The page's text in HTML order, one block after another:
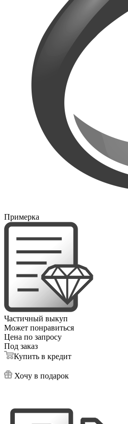
Примерка
Частичный выкуп
Может понравиться
Цена по запросу
Под заказ
Купить в кредит
Хочу в подарок